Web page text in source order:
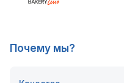
Почему мы?